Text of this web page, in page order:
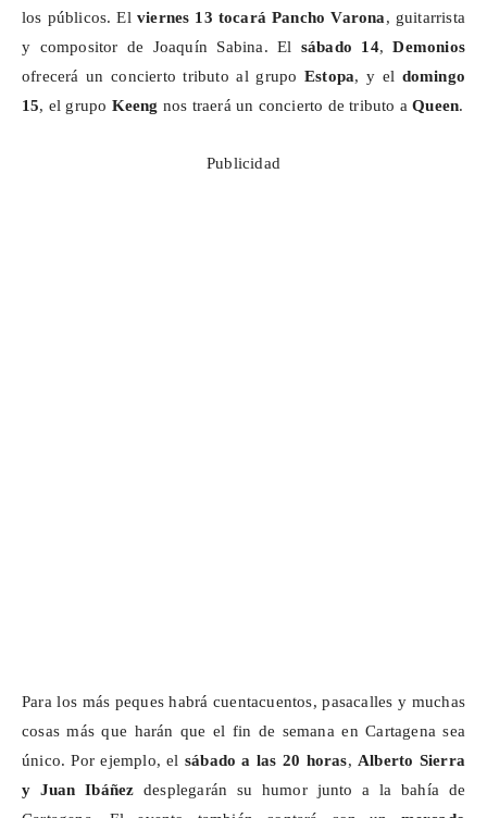
los públicos. El viernes 13 tocará Pancho Varona, guitarrista
y compositor de Joaquín Sabina. El sábado 14,Demonios
ofrecerá un concierto tributo al grupo Estopa, y el domingo
15, el grupo Keeng nos traerá un concierto de tributo aQueen.
Publicidad
Para los más peques habrá cuentacuentos, pasacalles y muchas
cosas más que harán que el fin de semana en Cartagena sea
único. Por ejemplo, el sábado a las 20 horas, Alberto Sierra
y Juan Ibáñez desplegarán su humor junto a la bahía de